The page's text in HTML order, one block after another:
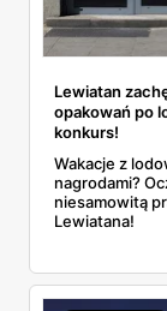
Lewiatan
opakowań po
konkurs!
Wakacje z
nagrodami?
niesamowitą
Lewiatana!